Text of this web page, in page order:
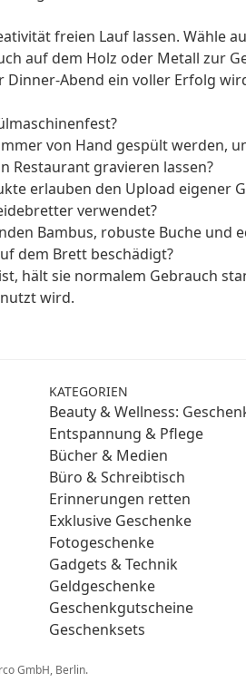
freien Lauf lassen. Wähle
auf dem Holz oder Metall zur
Dinner-Abend ein voller Erfolg
von Hand gespült werden,
Restaurant gravieren lassen?
erlauben den Upload
verwendet?
Bambus, robuste Buche und
dem Brett beschädigt?
hält sie normalem Gebrauch
wird.
KATEGORIEN
Beauty & Wellness:
Entspannung & Pflege
Bücher & Medien
Büro & Schreibtisch
Erinnerungen retten
Exklusive Geschenke
Fotogeschenke
Gadgets & Technik
Geldgeschenke
Geschenkgutscheine
Geschenksets
GmbH, Berlin.